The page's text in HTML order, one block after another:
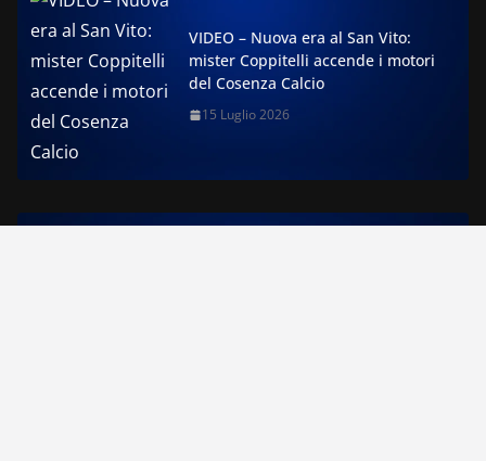
VIDEO – Nuova era al San Vito:
mister Coppitelli accende i motori
del Cosenza Calcio
15 Luglio 2026